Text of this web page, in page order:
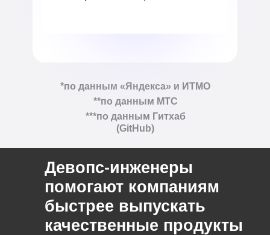
*по данным «Яндекса» и ИТМО
**по данным МТС
***по данным Гитхаб
(GitHub)
Девопс-инженеры
помогают компаниям
быстрее выпускать
качественные продукты